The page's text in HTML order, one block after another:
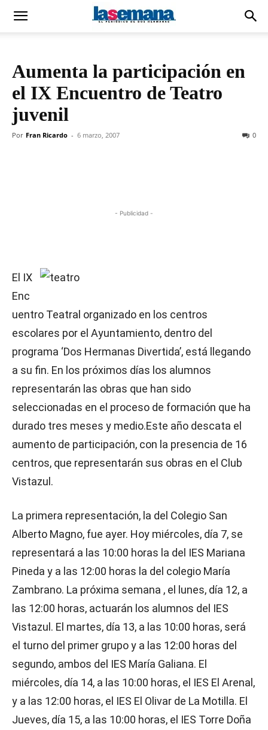
Aumenta la participación en
el IX Encuentro de Teatro
juvenil
Por Fran Ricardo - 6 marzo, 2007 0
- Publicidad -
El IX
Enc
uentro Teatral organizado en los centros
escolares por el Ayuntamiento, dentro del
programa ‘Dos Hermanas Divertida’, está llegando
a su fin. En los próximos días los alumnos
representarán las obras que han sido
seleccionadas en el proceso de formación que ha
durado tres meses y medio.Este año descata el
aumento de participación, con la presencia de 16
centros, que representarán sus obras en el Club
Vistazul.
La primera representación, la del Colegio San
Alberto Magno, fue ayer. Hoy miércoles, día 7, se
representará a las 10:00 horas la del IES Mariana
Pineda y a las 12:00 horas la del colegio María
Zambrano. La próxima semana , el lunes, día 12, a
las 12:00 horas, actuarán los alumnos del IES
Vistazul. El martes, día 13, a las 10:00 horas, será
el turno del primer grupo y a las 12:00 horas del
segundo, ambos del IES María Galiana. El
miércoles, día 14, a las 10:00 horas, el IES El Arenal,
y a las 12:00 horas, el IES El Olivar de La Motilla. El
Jueves, día 15, a las 10:00 horas, el IES Torre Doña